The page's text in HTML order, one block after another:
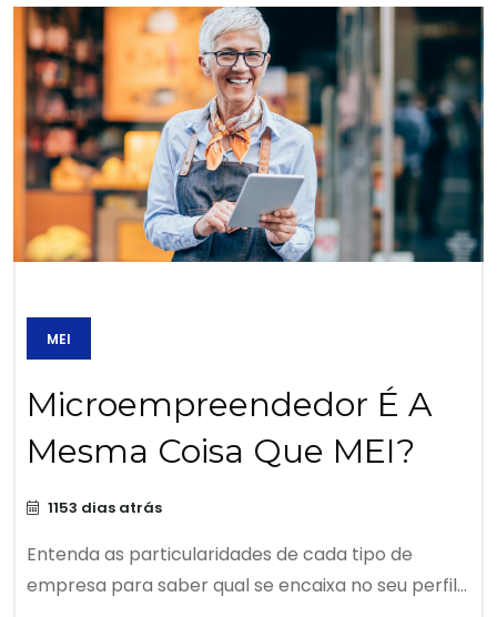
MEI
Microempreendedor É A
Mesma Coisa Que MEI?
1153 dias atrás
Entenda as particularidades de cada tipo de
empresa para saber qual se encaixa no seu perfil...